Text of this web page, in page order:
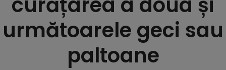
următoarele geci sau
paltoane